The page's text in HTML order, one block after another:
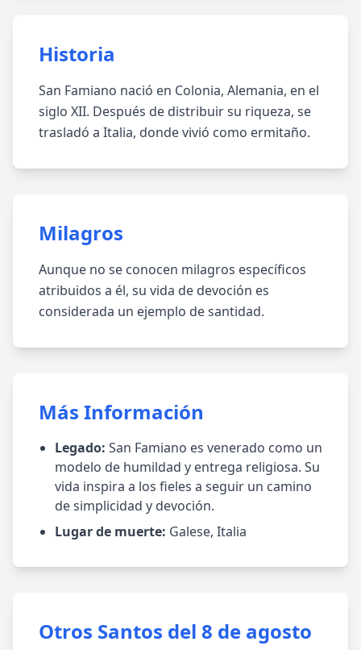
Historia
San Famiano nació en Colonia, Alemania, en el
siglo XII. Después de distribuir su riqueza, se
trasladó a Italia, donde vivió como ermitaño.
Milagros
Aunque no se conocen milagros específicos
atribuidos a él, su vida de devoción es
considerada un ejemplo de santidad.
Más Información
Legado: San Famiano es venerado como un
modelo de humildad y entrega religiosa. Su
vida inspira a los fieles a seguir un camino
de simplicidad y devoción.
Lugar de muerte: Galese, Italia
Otros Santos del 8 de agosto